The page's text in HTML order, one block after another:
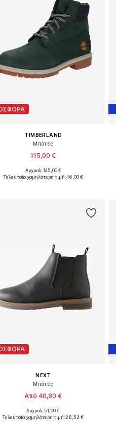
TIMBERLAND
Μπότες
115,00 €
μεγέθη: 36-36,5, 38-38,5
Αρχικά: 145,00 €
Τελευταία χαμηλότερη τιμή:46,00 €
NEXT
Μπότες
Από 40,80 €
Διαθέσιμο σε πολλά μεγέθη
Αρχικά: 51,00 €
Τελευταία χαμηλότερη τιμή:26,52 €